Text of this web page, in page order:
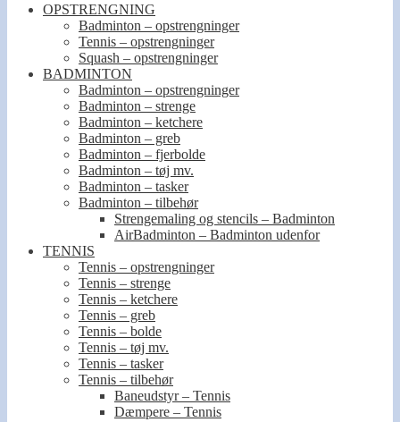
OPSTRENGNING
Badminton – opstrengninger
Tennis – opstrengninger
Squash – opstrengninger
BADMINTON
Badminton – opstrengninger
Badminton – strenge
Badminton – ketchere
Badminton – greb
Badminton – fjerbolde
Badminton – tøj mv.
Badminton – tasker
Badminton – tilbehør
Strengemaling og stencils – Badminton
AirBadminton – Badminton udenfor
TENNIS
Tennis – opstrengninger
Tennis – strenge
Tennis – ketchere
Tennis – greb
Tennis – bolde
Tennis – tøj mv.
Tennis – tasker
Tennis – tilbehør
Baneudstyr – Tennis
Dæmpere – Tennis